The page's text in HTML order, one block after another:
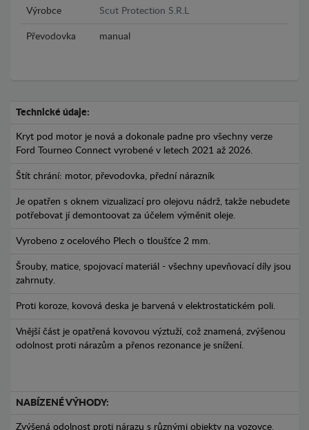
Výrobce Scut Protection S.R.L
Převodovka manual
Technické údaje:
Kryt pod motor je nová a dokonale padne pro všechny verze
Ford Tourneo Connect vyrobené v letech 2021 až 2026.
Štít chrání: motor, převodovka, přední nárazník
Je opatřen s oknem vizualizací pro olejovu nádrž, takže nebudete
potřebovat jí demontoovat za účelem výměnit oleje.
Vyrobeno z ocelového Plech o tloušťce 2 mm.
Šrouby, matice, spojovací materiál - všechny upevňovací díly jsou
zahrnuty.
Proti koroze, kovová deska je barvená v elektrostatickém poli.
Vnější část je opatřená kovovou výztuží, což znamená, zvýšenou
odolnost proti nárazům a přenos rezonance je snížení.
NABÍZENÉ VÝHODY:
Zvýšená odolnost proti nárazu s různými objekty na vozovce.